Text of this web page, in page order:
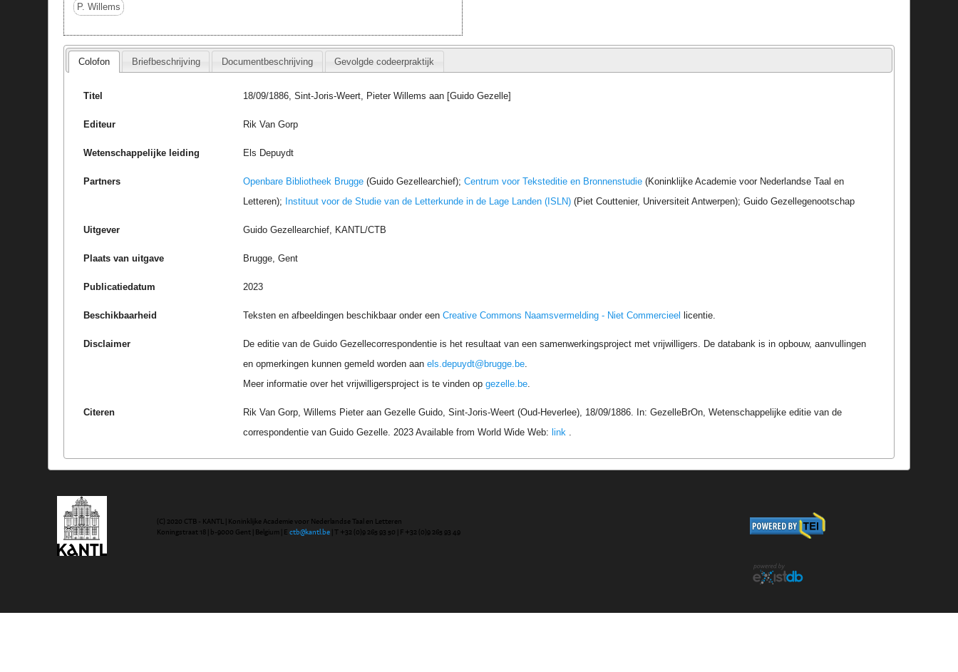
P. Willems
Colofon Briefbeschrijving Documentbeschrijving Gevolgde codeerpraktijk
Titel 18/09/1886, Sint-Joris-Weert, Pieter Willems aan [Guido Gezelle]
Editeur Rik Van Gorp
Wetenschappelijke leiding Els Depuydt
Partners Openbare Bibliotheek Brugge (Guido Gezellearchief);Centrum voor Teksteditie en Bronnenstudie (Koninklijke Academie voor Nederlandse Taal en
Letteren); Instituut voor de Studie van de Letterkunde in de Lage Landen (ISLN) (Piet Couttenier, Universiteit Antwerpen); Guido Gezellegenootschap
Uitgever Guido Gezellearchief, KANTL/CTB
Plaats van uitgave Brugge, Gent
Publicatiedatum 2023
Beschikbaarheid Teksten en afbeeldingen beschikbaar onder eenCreative Commons Naamsvermelding - Niet Commercieel licentie.
Disclaimer
De editie van de Guido Gezellecorrespondentie is het resultaat van een samenwerkingsproject met vrijwilligers. De databank is in opbouw, aanvullingen
en opmerkingen kunnen gemeld worden aanels.depuydt@brugge.be.
Meer informatie over het vrijwilligersproject is te vinden opgezelle.be.
Citeren
Rik Van Gorp, Willems Pieter aan Gezelle Guido, Sint-Joris-Weert (Oud-Heverlee), 18/09/1886. In: GezelleBrOn, Wetenschappelijke editie van de
correspondentie van Guido Gezelle. 2023 Available from World Wide Web: link .
(C) 2020 CTB - KANTL | Koninklijke Academie voor Nederlandse Taal en Letteren
Koningstraat 18 | b-9000 Gent | Belgium | Ectb@kantl.be | T +32 (0)9 265 93 50 | F +32 (0)9 265 93 49